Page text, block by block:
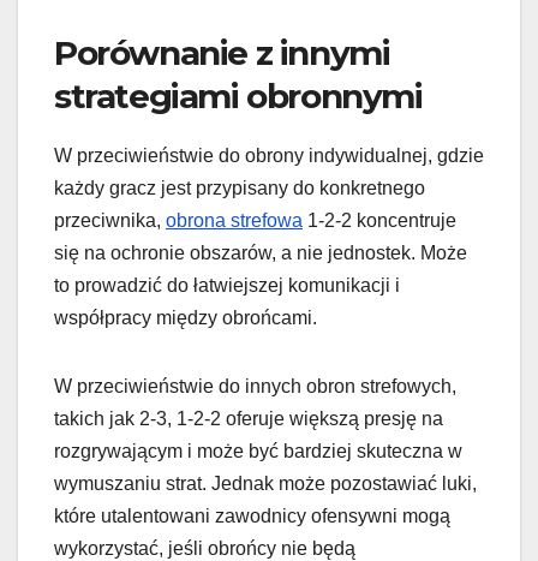
Porównanie z innymi
strategiami obronnymi
W przeciwieństwie do obrony indywidualnej, gdzie
każdy gracz jest przypisany do konkretnego
przeciwnika, obrona strefowa 1-2-2 koncentruje
się na ochronie obszarów, a nie jednostek. Może
to prowadzić do łatwiejszej komunikacji i
współpracy między obrońcami.
W przeciwieństwie do innych obron strefowych,
takich jak 2-3, 1-2-2 oferuje większą presję na
rozgrywającym i może być bardziej skuteczna w
wymuszaniu strat. Jednak może pozostawiać luki,
które utalentowani zawodnicy ofensywni mogą
wykorzystać, jeśli obrońcy nie będą